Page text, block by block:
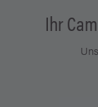
Ihr